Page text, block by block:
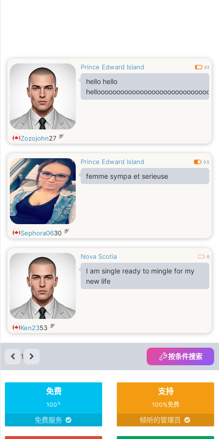
Prince Edward Island 0.1
hello hello
Zozojohn27 岁
Prince Edward Island 0.5
femme sympa et serieuse
Sephora0630 岁
Nova Scotia 0
I am single ready to mingle for my
new life
Ken2353 岁
1 按条件搜索
免费
100%
免费服务
支持
100%免费
倾听的管理员